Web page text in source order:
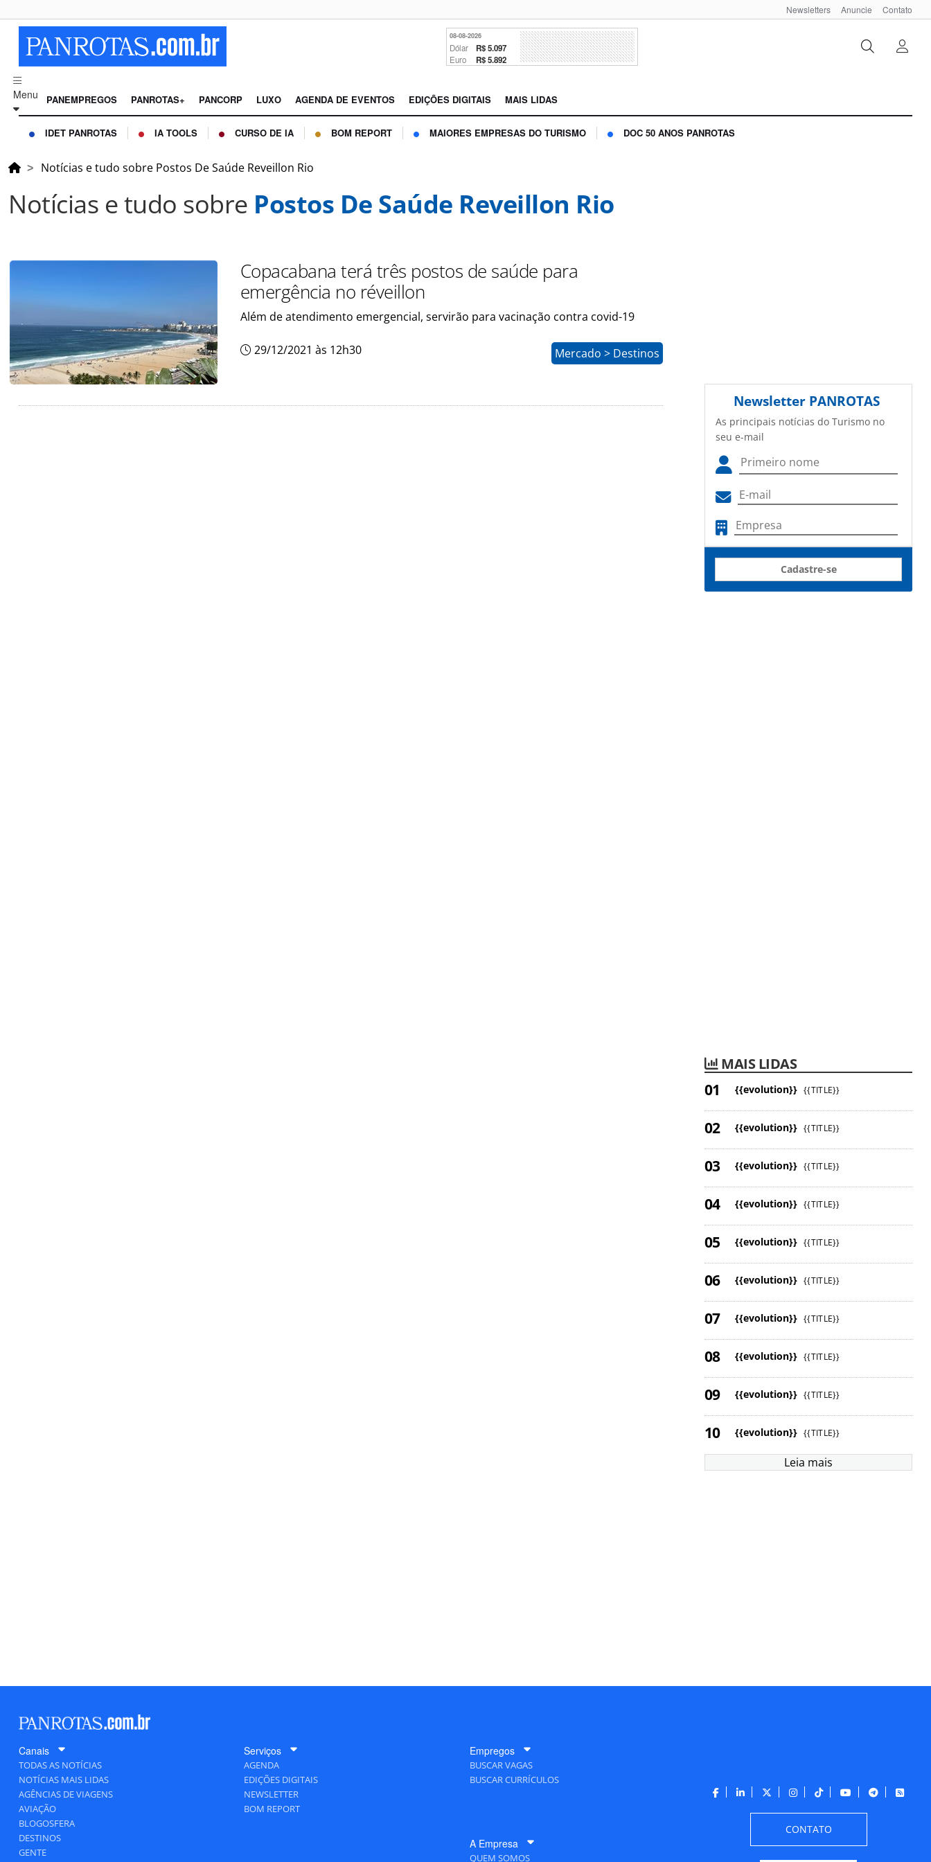
Newsletters Anuncie Contato
08-08-2026
Dólar R$ 5.097
Euro R$ 5.892
Menu PANEMPREGOS PANROTAS+ PANCORP LUXO AGENDA DE EVENTOS EDIÇÕES DIGITAIS MAIS LIDAS
IDET PANROTAS IA TOOLS CURSO DE IA BOM REPORT MAIORES EMPRESAS DO TURISMO DOC 50 ANOS PANROTAS
Notícias e tudo sobre Postos De Saúde Reveillon Rio
Notícias e tudo sobre Postos De Saúde Reveillon Rio
Copacabana terá três postos de saúde para
emergência no réveillon
Além de atendimento emergencial, servirão para vacinação contra covid-19
29/12/2021 às 12h30 Mercado > Destinos
Newsletter PANROTAS
As principais notícias do Turismo no
seu e-mail
Cadastre-se
MAIS LIDAS
{{evolution}} {{TITLE}}
{{evolution}} {{TITLE}}
{{evolution}} {{TITLE}}
{{evolution}} {{TITLE}}
{{evolution}} {{TITLE}}
{{evolution}} {{TITLE}}
{{evolution}} {{TITLE}}
{{evolution}} {{TITLE}}
{{evolution}} {{TITLE}}
{{evolution}} {{TITLE}}
Leia mais
Canais
TODAS AS NOTÍCIAS
NOTÍCIAS MAIS LIDAS
AGÊNCIAS DE VIAGENS
AVIAÇÃO
BLOGOSFERA
DESTINOS
GENTE
Serviços
AGENDA
EDIÇÕES DIGITAIS
NEWSLETTER
BOM REPORT
Empregos
BUSCAR VAGAS
BUSCAR CURRÍCULOS
A Empresa
QUEM SOMOS
CONTATO